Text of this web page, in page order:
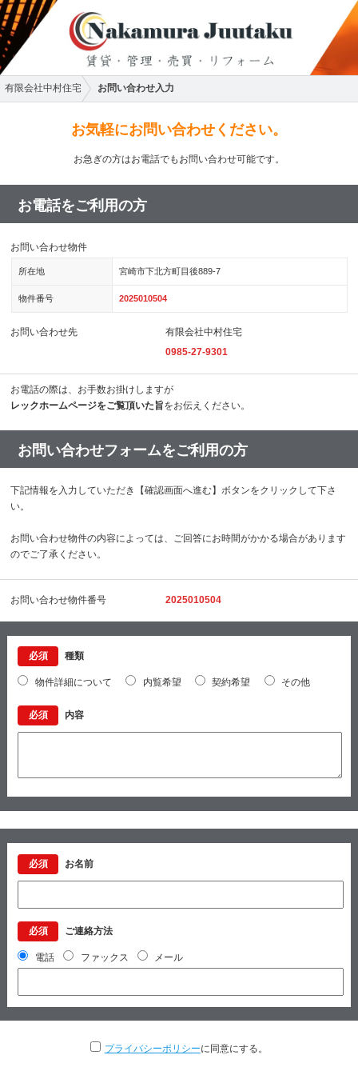
有限会社中村住宅 お問い合わせ入力
お気軽にお問い合わせください。
お急ぎの方はお電話でもお問い合わせ可能です。
お電話をご利用の方
お問い合わせ物件
所在地 宮崎市下北方町目後889-7
物件番号 2025010504
お問い合わせ先
有限会社中村住宅
0985-27-9301
お電話の際は、お手数お掛けしますが
レックホームページをご覧頂いた旨をお伝えください。
お問い合わせフォームをご利用の方
下記情報を入力していただき【確認画面へ進む】ボタンをクリックして下さ
い。
お問い合わせ物件の内容によっては、ご回答にお時間がかかる場合があります
のでご了承ください。
お問い合わせ物件番号 2025010504
必須 種類
物件詳細について 内覧希望 契約希望 その他
必須 内容
必須 お名前
必須 ご連絡方法
電話 ファックス メール
プライバシーポリシーに同意にする。